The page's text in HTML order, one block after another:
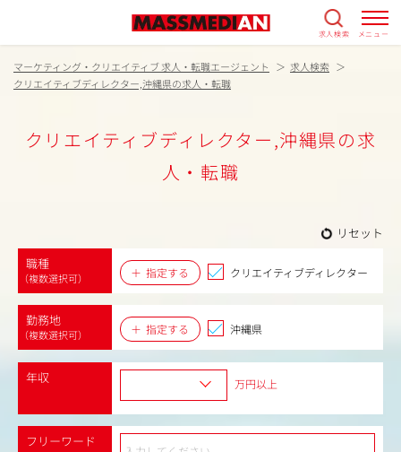
求人検索 メニュー
マーケティング・クリエイティブ 求人・転職エージェント
求人検索
クリエイティブディレクター,沖縄県の求人・転職
クリエイティブディレクター,沖縄県の求
人・転職
リセット
職種
（複数選択可） 指定する クリエイティブディレクター
勤務地
（複数選択可） 指定する 沖縄県
年収 万円以上
フリーワード